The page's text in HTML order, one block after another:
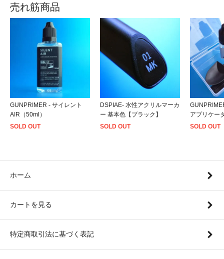
売れ筋商品
GUNPRIMER - サイレント
AIR（50ml）
SOLD OUT
DSPIAE- 水性アクリルマーカ
ー 基本色【ブラック】
SOLD OUT
アプリケー
SOLD OUT
ホーム
カートを見る
特定商取引法に基づく表記